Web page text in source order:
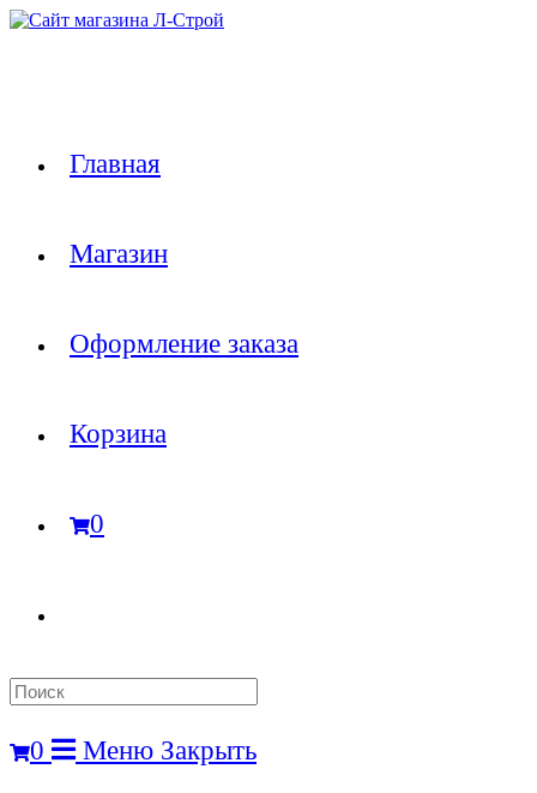
Перейти
Главная
Магазин
Оформление заказа
Корзина
0
Search
this
0 Меню Закрыть